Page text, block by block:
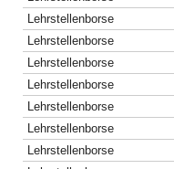
Lehrstellenborse
Lehrstellenborse
Lehrstellenborse
Lehrstellenborse
Lehrstellenborse
Lehrstellenborse
Lehrstellenborse